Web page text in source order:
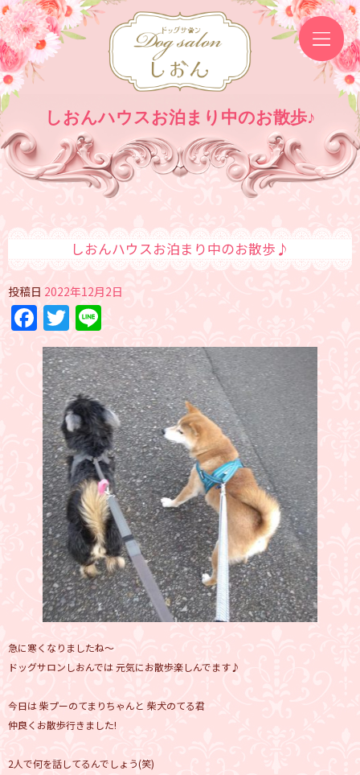
しおんハウスお泊まり中のお散歩♪
しおんハウスお泊まり中のお散歩♪
投稿日 2022年12月2日
Facebook
Twitter
急に寒くなりましたね～
ドッグサロンしおんでは 元気にお散歩楽しんでます♪
今日は 柴プーのてまりちゃんと 柴犬のてる君
仲良くお散歩行きました!
2人で何を話してるんでしょう(笑)